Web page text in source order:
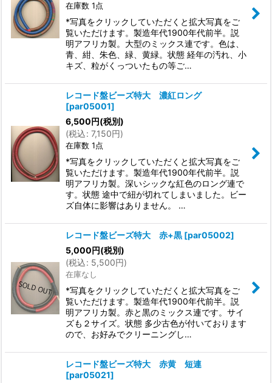
在庫数 1点
*写真をクリックしていただくと拡大写真をご
覧いただけます。製造年代1900年代前半。説
明アフリカ製。大型のミックス連です。色は、
青、紺、朱色、緑、黄緑。状態 経年の汚れ、小
キズ、粒がくっついたもの等ご…
レコード盤ビーズ特大 濃紅ロング
[par05001]
6,500円(税別)
(税込: 7,150円)
在庫数 1点
*写真をクリックしていただくと拡大写真をご
覧いただけます。製造年代1900年代前半。説
明アフリカ製。深いシックな紅色のロング連で
す。状態 途中で紐が切れてしまいました。ビー
ズ自体に影響はありません。 …
レコード盤ビーズ特大 赤+黒 [par05002]
5,000円(税別)
(税込: 5,500円)
在庫なし
*写真をクリックしていただくと拡大写真をご
覧いただけます。製造年代1900年代前半。説
明アフリカ製。赤と黒のミックス連です。サイ
ズも２サイズ。状態 多少古色が付いております
ので、お好みでクリーニングし…
レコード盤ビーズ特大 赤黄 短連
[par05021]